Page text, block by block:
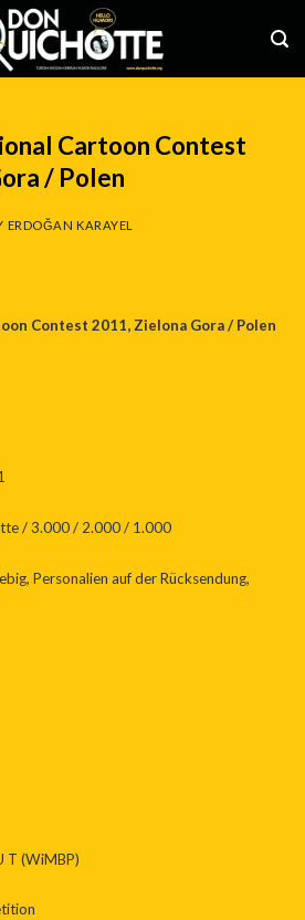
Cartoon Contest
/ Polen
ERDOĞAN KARAYEL
Contest 2011, Zielona Gora / Polen
/ 3.000 / 2.000 / 1.000
Personalien auf der Rücksendung,
T (WiMBP)